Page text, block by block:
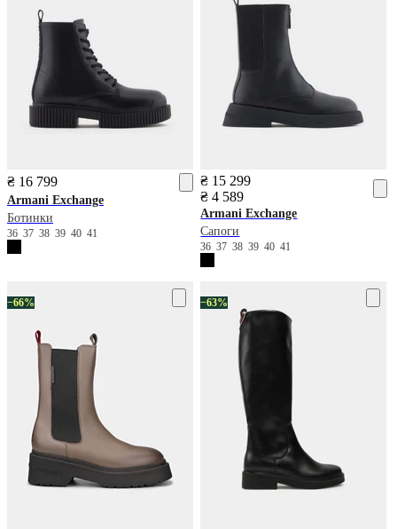
₴ 16 799
Armani Exchange
Ботинки
36 37 38 39 40 41
₴ 15 299
₴ 4 589
Armani Exchange
Сапоги
363738394041
−66% −63%